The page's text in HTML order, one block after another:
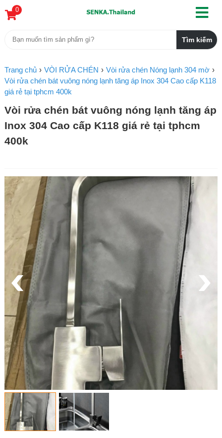
0
Trang chủ VÒI RỬA CHÉN
Vòi rửa chén Nóng lạnh 304 mờ
Vòi rửa chén bát vuông nóng lạnh tăng áp Inox 304 Cao cấp K118
giá rẻ tại tphcm 400k
Vòi rửa chén bát vuông nóng lạnh tăng áp
Inox 304 Cao cấp K118 giá rẻ tại tphcm
400k